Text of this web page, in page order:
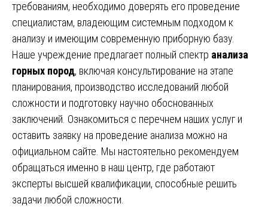
требованиям, необходимо доверять его проведение
специалистам, владеющим системным подходом к
анализу и имеющим современную приборную базу.
Наше учреждение предлагает полный спектр анализа
горных пород, включая консультирование на этапе
планирования, производство исследований любой
сложности и подготовку научно обоснованных
заключений. Ознакомиться с перечнем наших услуг и
оставить заявку на проведение анализа можно на
официальном сайте. Мы настоятельно рекомендуем
обращаться именно в наш центр, где работают
эксперты высшей квалификации, способные решить
задачи любой сложности.